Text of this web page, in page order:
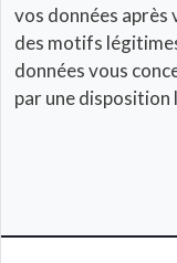
vos données après
des motifs
données vous
par une disposition